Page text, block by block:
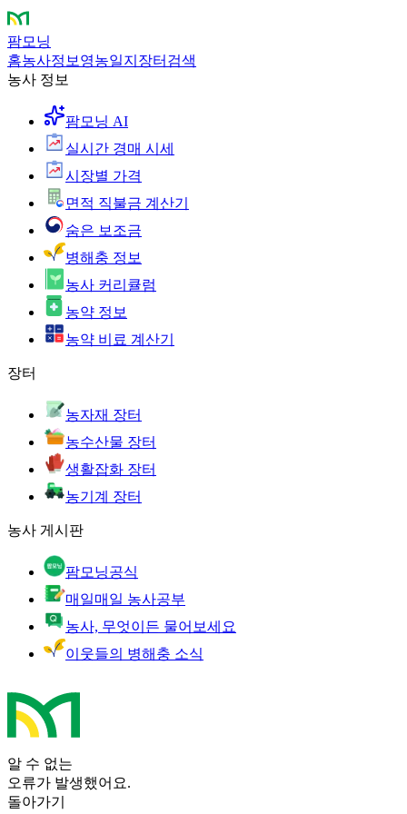
팜모닝
홈농사정보 영농일지 장터 검색
농사 정보
팜모닝 AI
실시간 경매 시세
시장별 가격
면적 직불금 계산기
숨은 보조금
병해충 정보
농사 커리큘럼
농약 정보
농약 비료 계산기
장터
농자재 장터
농수산물 장터
생활잡화 장터
농기계 장터
농사 게시판
팜모닝공식
매일매일 농사공부
농사, 무엇이든 물어보세요
이웃들의 병해충 소식
알 수 없는
오류가 발생했어요.
돌아가기